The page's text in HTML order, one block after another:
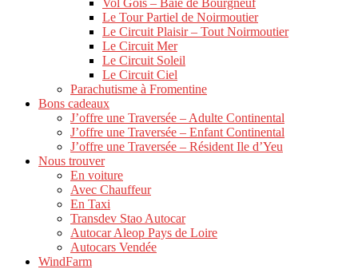
Vol Gois – Baie de Bourgneuf
Le Tour Partiel de Noirmoutier
Le Circuit Plaisir – Tout Noirmoutier
Le Circuit Mer
Le Circuit Soleil
Le Circuit Ciel
Parachutisme à Fromentine
Bons cadeaux
J’offre une Traversée – Adulte Continental
J’offre une Traversée – Enfant Continental
J’offre une Traversée – Résident Ile d’Yeu
Nous trouver
En voiture
Avec Chauffeur
En Taxi
Transdev Stao Autocar
Autocar Aleop Pays de Loire
Autocars Vendée
WindFarm